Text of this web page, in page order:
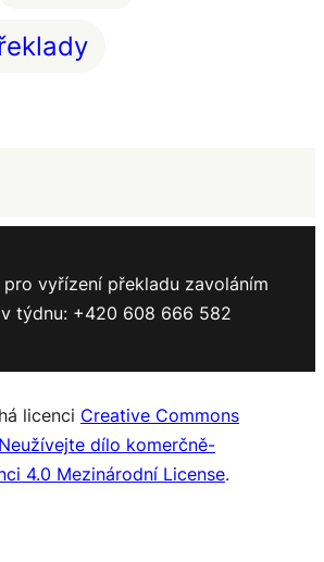
vyřízení překladu zavoláním
týdnu: +420 608 666 582
licenci Creative Commons
dílo komerčně-
4.0 Mezinárodní License.